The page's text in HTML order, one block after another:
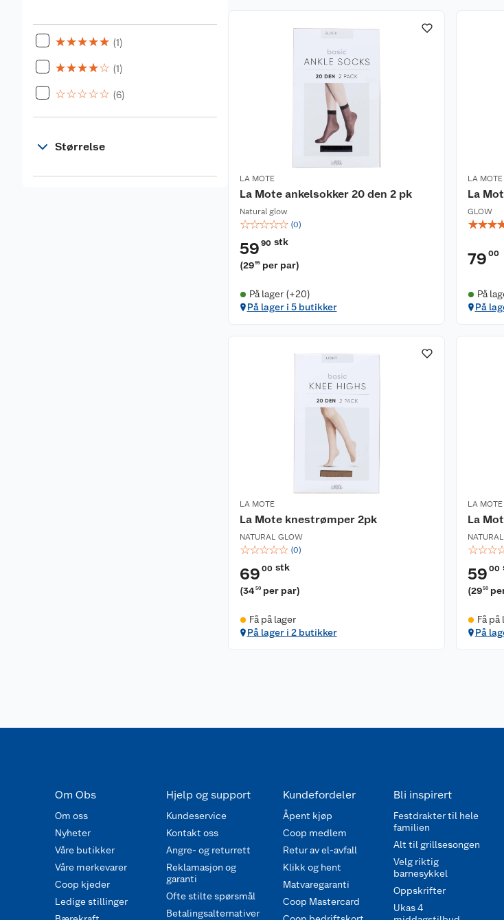
☆☆☆☆☆ (1)
☆☆☆☆☆ (1)
☆☆☆☆☆ (6)
Størrelse
LA MOTE
La Mote ankelsokker 20 den 2 pk
Natural glow
☆☆☆☆☆ (0)
59 90 stk
(2995 per par)
På lager (+20)
På lager i 5 butikker
LA MOTE
La
GLOW
☆☆☆
79 00
På
På
LA MOTE
La Mote knestrømper 2pk
NATURAL GLOW
☆☆☆☆☆ (0)
69 00 stk
(34 50 per par)
Få på lager
På lager i 2 butikker
LA MOTE
La
☆☆☆
59 00
(2950
Få på
På
Om Obs
Om oss
Nyheter
Våre butikker
Våre merkevarer
Coop kjeder
Ledige stillinger
Hjelp og support
Kundeservice
Kontakt oss
Angre- og returrett
Reklamasjon og
garanti
Ofte stilte spørsmål
Betalingsalternativer
Kundefordeler
Åpent kjøp
Coop medlem
Retur av el-avfall
Klikk og hent
Matvaregaranti
Coop Mastercard
Bli inspirert
Festdrakter til hele
familien
Alt til grillsesongen
Velg riktig
barnesykkel
Oppskrifter
Ukas 4